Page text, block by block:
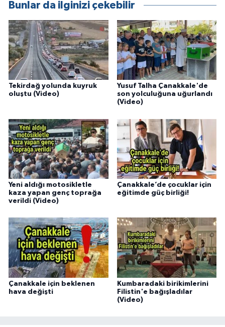
Bunlar da ilginizi çekebilir
Tekirdağ yolunda kuyruk
oluştu (Video)
Yusuf Talha Çanakkale'de
son yolculuğuna uğurlandı
(Video)
Yeni aldığı motosikletle
kaza yapan genç toprağa
verildi (Video)
Çanakkale’de çocuklar için
eğitimde güç birliği!
Çanakkale için beklenen
hava değişti
Kumbaradaki birikimlerini
Filistin'e bağışladılar
(Video)